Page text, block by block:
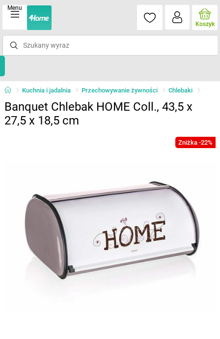
Menu
Koszyk
Kuchnia i jadalnia Przechowywanie żywności Chlebaki
Banquet Chlebak HOME Coll., 43,5 x
27,5 x 18,5 cm
Zniżka -22%